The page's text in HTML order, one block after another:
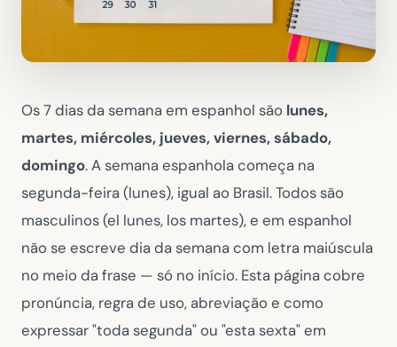
Os 7 dias da semana em espanhol são lunes,
martes, miércoles, jueves, viernes, sábado,
domingo. A semana espanhola começa na
segunda-feira (lunes), igual ao Brasil. Todos são
masculinos (el lunes, los martes), e em espanhol
não se escreve dia da semana com letra maiúscula
no meio da frase — só no início. Esta página cobre
pronúncia, regra de uso, abreviação e como
expressar "toda segunda" ou "esta sexta" em